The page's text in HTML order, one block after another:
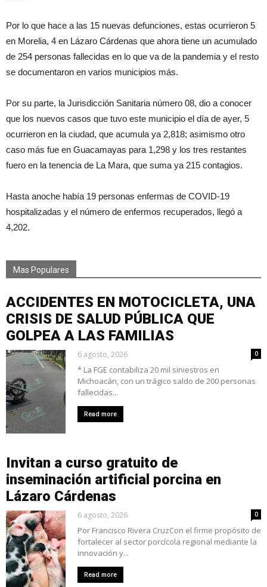
Por lo que hace a las 15 nuevas defunciones, estas ocurrieron 5
en Morelia, 4 en Lázaro Cárdenas que ahora tiene un acumulado
de 254 personas fallecidas en lo que va de la pandemia y el resto
se documentaron en varios municipios más.
Por su parte, la Jurisdicción Sanitaria número 08, dio a conocer
que los nuevos casos que tuvo este municipio el día de ayer, 5
ocurrieron en la ciudad, que acumula ya 2,818; asimismo otro
caso más fue en Guacamayas para 1,298 y los tres restantes
fuero en la tenencia de La Mara, que suma ya 215 contagios.
Hasta anoche había 19 personas enfermas de COVID-19
hospitalizadas y el número de enfermos recuperados, llegó a
4,202.
Mas Populares
ACCIDENTES EN MOTOCICLETA, UNA
CRISIS DE SALUD PÚBLICA QUE
GOLPEA A LAS FAMILIAS
6 agosto, 2026 0
* La FGE contabiliza 20 mil siniestros en
Michoacán, con un trágico saldo de 200 personas
fallecidas...
Read more
Invitan a curso gratuito de
inseminación artificial porcina en
Lázaro Cárdenas
6 agosto, 2026 0
Por Francisco Rivera CruzCon el firme propósito de
fortalecer al sector porcícola regional mediante la
innovación y...
Read more